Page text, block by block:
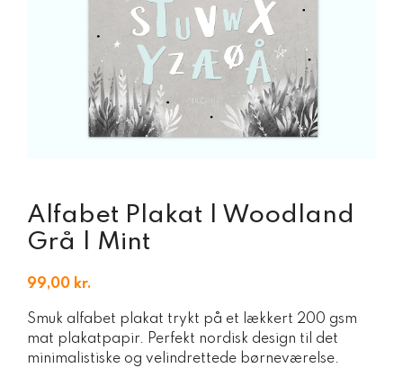
Alfabet Plakat | Woodland
Grå | Mint
99,00 kr.
Smuk alfabet plakat trykt på et lækkert 200 gsm
mat plakatpapir. Perfekt nordisk design til det
minimalistiske og velindrettede børneværelse.